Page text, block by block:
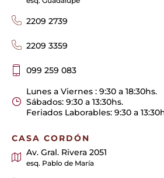
2209 2739
2209 3359
099 259 083
Lunes a Viernes : 9:30 a 18:30hs.
Sábados: 9:30 a 13:30hs.
Feriados Laborables: 9:30 a
CASA CORDÓN
Av. Gral. Rivera 2051
esq. Pablo de María